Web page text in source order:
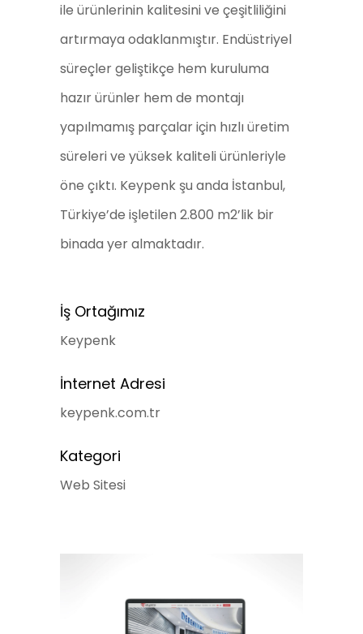
ile ürünlerinin kalitesini ve çeşitliliğini
artırmaya odaklanmıştır. Endüstriyel
süreçler geliştikçe hem kuruluma
hazır ürünler hem de montajı
yapılmamış parçalar için hızlı üretim
süreleri ve yüksek kaliteli ürünleriyle
öne çıktı. Keypenk şu anda İstanbul,
Türkiye’de işletilen 2.800 m2’lik bir
binada yer almaktadır.
İş Ortağımız
Keypenk
İnternet Adresi
keypenk.com.tr
Kategori
Web Sitesi